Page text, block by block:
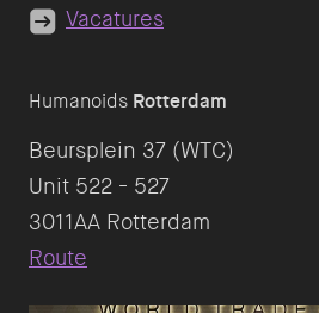
Humanoids Rotterdam
Beursplein 37 (WTC)
Unit 522 - 527
Route
Vacatures